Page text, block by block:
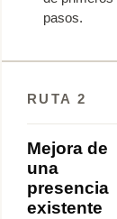
pasos.
RUTA 2
Mejora de
una
presencia
existente